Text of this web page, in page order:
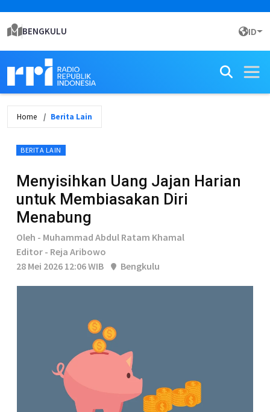
BENGKULU ID
Home Berita Lain
BERITA LAIN
Menyisihkan Uang Jajan Harian
untuk Membiasakan Diri
Menabung
Oleh - Muhammad Abdul Ratam Khamal
Editor - Reja Aribowo
28 Mei 2026 12:06 WIB
Bengkulu